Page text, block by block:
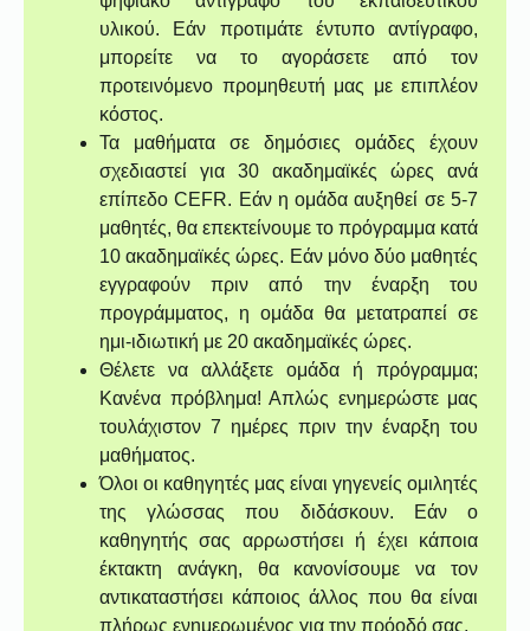
υλικού. Εάν προτιμάτε έντυπο αντίγραφο,
μπορείτε να το αγοράσετε από τον
προτεινόμενο προμηθευτή μας με επιπλέον
κόστος.
Τα μαθήματα σε δημόσιες ομάδες έχουν
σχεδιαστεί για 30 ακαδημαϊκές ώρες ανά
επίπεδο CEFR. Εάν η ομάδα αυξηθεί σε 5-7
μαθητές, θα επεκτείνουμε το πρόγραμμα κατά
10 ακαδημαϊκές ώρες. Εάν μόνο δύο μαθητές
εγγραφούν πριν από την έναρξη του
προγράμματος, η ομάδα θα μετατραπεί σε
ημι-ιδιωτική με 20 ακαδημαϊκές ώρες.
Θέλετε να αλλάξετε ομάδα ή πρόγραμμα;
Κανένα πρόβλημα! Απλώς ενημερώστε μας
τουλάχιστον 7 ημέρες πριν την έναρξη του
μαθήματος.
Όλοι οι καθηγητές μας είναι γηγενείς ομιλητές
της γλώσσας που διδάσκουν. Εάν ο
καθηγητής σας αρρωστήσει ή έχει κάποια
έκτακτη ανάγκη, θα κανονίσουμε να τον
αντικαταστήσει κάποιος άλλος που θα είναι
πλήρως ενημερωμένος για την πρόοδό σας.